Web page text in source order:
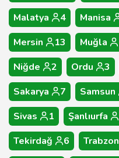
Malatya
4 Manisa
Mersin
13 Muğla
Niğde
2 Ordu 3
Sakarya
7 Samsun
Sivas
1 Şanlıurfa
Tekirdağ
6 Trabzon